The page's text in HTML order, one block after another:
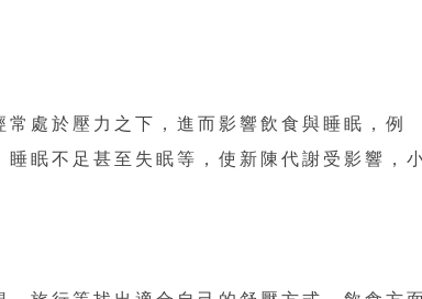
處於壓力之下，進而影響飲食與睡眠，例
眠不足甚至失眠等，使新陳代謝受影響，